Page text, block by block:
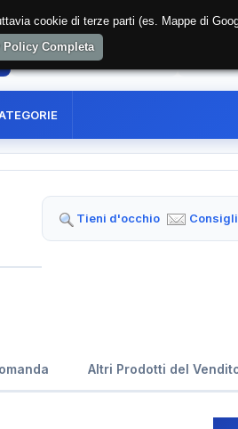
REGISTRAZIONE UTENTE
Tieni d'occhio
Altri Prodotti del
cookie di terze parti (es. Mappe di
Completa